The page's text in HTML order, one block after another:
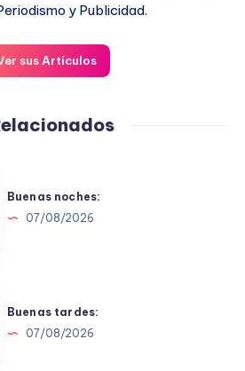
y Publicidad.
sus Artículos
Buenas noches:
07/08/2026
Buenas tardes:
07/08/2026